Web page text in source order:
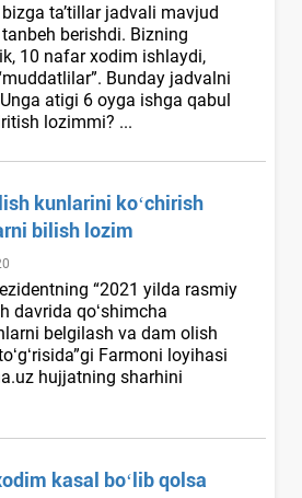
ta’tillar jadvali mavjud
berishdi. Bizning
10 nafar хodim ishlaydi,
Bunday jadvalni
atigi 6 oyga ishga qabul
lozimmi? ...
kunlarini koʻchirish
bilish lozim
“2021 yilda rasmiy
davrida qoʻshimcha
belgilash va dam olish
Farmoni loyihasi
hujjatning sharhini
kasal boʻlib qolsa